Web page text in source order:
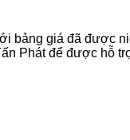
bảng giá đã được
Phát để được hỗ